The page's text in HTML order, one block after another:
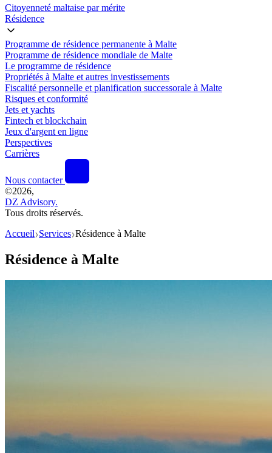
Citoyenneté maltaise par mérite
Résidence
Programme de résidence permanente à Malte
Programme de résidence mondiale de Malte
Le programme de résidence
Propriétés à Malte et autres investissements
Fiscalité personnelle et planification successorale à Malte
Risques et conformité
Jets et yachts
Fintech et blockchain
Jeux d'argent en ligne
Perspectives
Carrières
Nous contacter
©2026,
DZ Advisory.
Tous droits réservés.
Accueil ❯ Services❯Résidence à Malte
Résidence à Malte